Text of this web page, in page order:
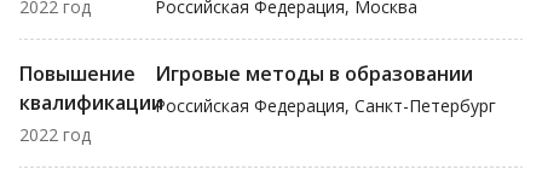
2022 год Российская Федерация, Москва
Повышение
квалификации
2022 год
Игровые методы в образовании
Российская Федерация, Санкт-Петербург